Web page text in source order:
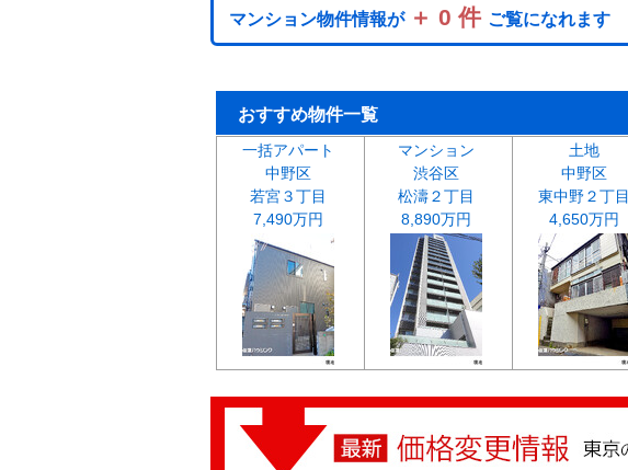
マンション物件情報が ＋ 0 件 ご覧になれます
おすすめ物件一覧
一括アパート
中野区
若宮３丁目
7,490万円
マンション
渋谷区
松濤２丁目
8,890万円
土地
中野区
東中野２丁目
4,650万円